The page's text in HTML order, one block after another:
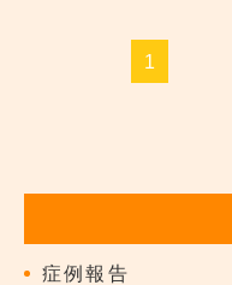
1
症例報告